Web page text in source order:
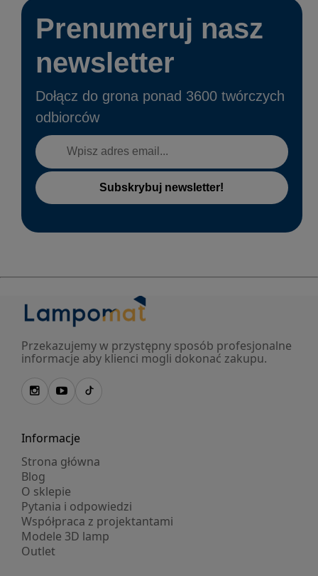
Prenumeruj nasz
newsletter
Dołącz do grona ponad 3600 twórczych
odbiorców
Subskrybuj newsletter!
Przekazujemy w przystępny sposób profesjonalne
informacje aby klienci mogli dokonać zakupu.
Informacje
Strona główna
Blog
O sklepie
Pytania i odpowiedzi
Współpraca z projektantami
Modele 3D lamp
Outlet